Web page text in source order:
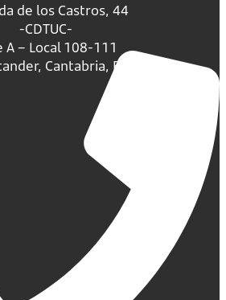
de los Castros, 44
-CDTUC-
A – Local 108-111
Cantabria, España.